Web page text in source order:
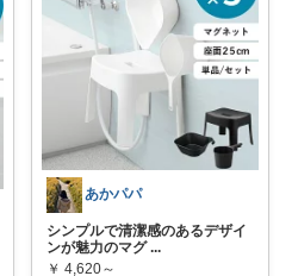
あかパパ
シンプルで清潔感のあるデザイ
ンが魅力のマグ ...
￥ 4,620～